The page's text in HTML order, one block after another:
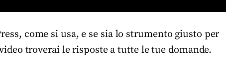
come si usa, e se sia lo strumento giusto per
troverai le risposte a tutte le tue domande.